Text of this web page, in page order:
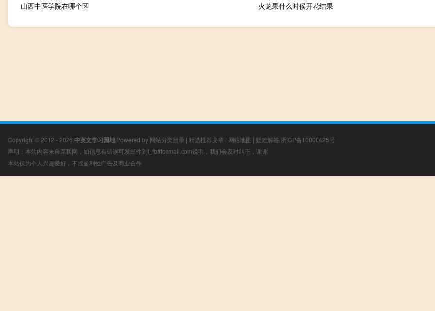
山西中医学院在哪个区
火龙果什么时候开花结果
Copyright © 2012 - 2026 中英文学习园地 Powered by 网站分类目录 | 精选推荐文章 | 网站地图 | 疑难解答 浙ICP备10000425号
声明：本站内容来自互联网，如信息有错误可发邮件到f_fb#foxmail.com说明，我们会及时纠正，谢谢
本站仅为个人兴趣爱好，不接盈利性广告及商业合作